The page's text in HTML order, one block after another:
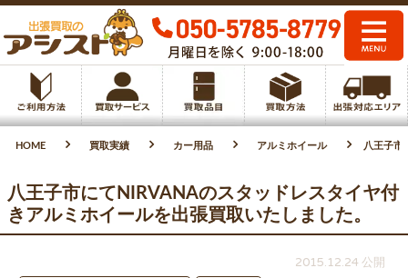
HOME 買取実績 カー用品 アルミホイール 八王子市
八王子市にてNIRVANAのスタッドレスタイヤ付
きアルミホイールを出張買取いたしました。
2015.12.24 公開